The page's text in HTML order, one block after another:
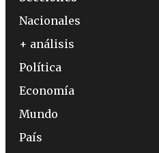
Nacionales
+ análisis
Política
Economía
Mundo
País